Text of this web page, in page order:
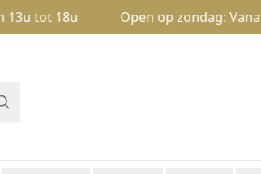
18u Open op zondag: Vanaf 1